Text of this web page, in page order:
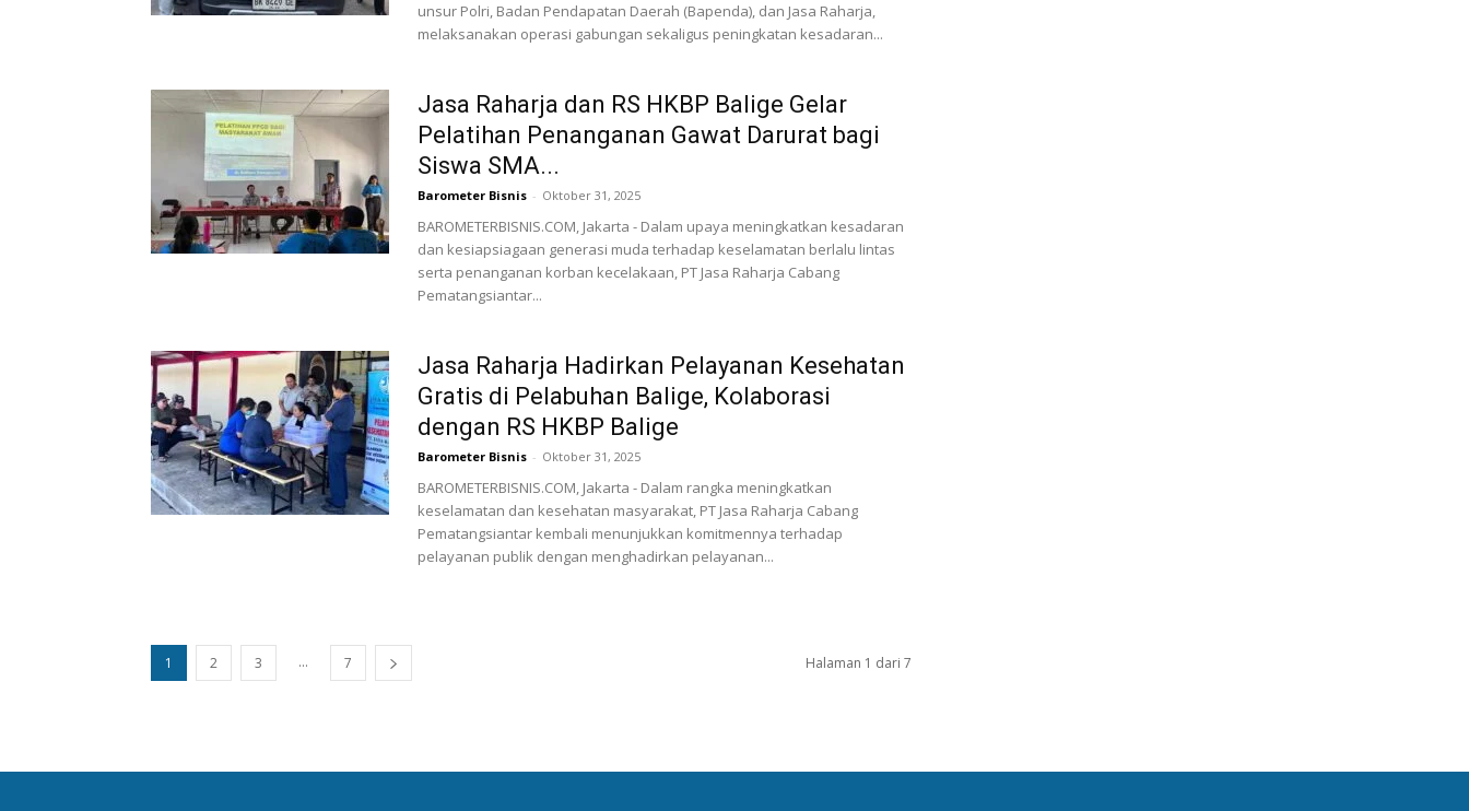
unsur Polri, Badan Pendapatan Daerah (Bapenda), dan Jasa Raharja,
melaksanakan operasi gabungan sekaligus peningkatan kesadaran...
Jasa Raharja dan RS HKBP Balige Gelar
Pelatihan Penanganan Gawat Darurat bagi
Siswa SMA...
Barometer Bisnis - Oktober 31, 2025
BAROMETERBISNIS.COM, Jakarta - Dalam upaya meningkatkan kesadaran
dan kesiapsiagaan generasi muda terhadap keselamatan berlalu lintas
serta penanganan korban kecelakaan, PT Jasa Raharja Cabang
Pematangsiantar...
Jasa Raharja Hadirkan Pelayanan Kesehatan
Gratis di Pelabuhan Balige, Kolaborasi
dengan RS HKBP Balige
Barometer Bisnis - Oktober 31, 2025
BAROMETERBISNIS.COM, Jakarta - Dalam rangka meningkatkan
keselamatan dan kesehatan masyarakat, PT Jasa Raharja Cabang
Pematangsiantar kembali menunjukkan komitmennya terhadap
pelayanan publik dengan menghadirkan pelayanan...
1 2 3 ... 7 Halaman 1 dari 7